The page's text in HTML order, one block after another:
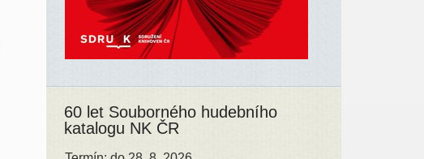
60 let Souborného hudebního
katalogu NK ČR